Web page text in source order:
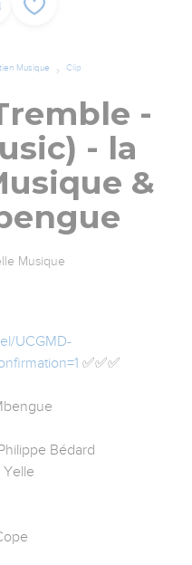
Musique Clip
-
- la
&
Musique
UCGMD-
✅✅✅
Bédard